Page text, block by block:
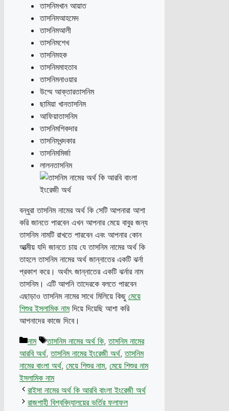
তাসনিমখান আয়াত
তাসনিমআহমেদ
তাসনিমআলী
তাসনিমশেখ
তাসনিমহক
তাসনিমমাহতাব
তাসনিমনাওয়ার
উম্মে আক্তারতাসনিম
ছামিয়া খানতাসনিম
আফিয়াতাসনিম
তাসনিমশিকদার
তাসনিমখন্দকার
তাসনিমমির্জা
লালনতাসনিম
বন্ধুরা তাসনিম নামের অর্থ কি সেটি আপনারা আশা
করি জানতে পারবেন এখন আপনার মেয়ে বাবুর জন্য
তাসনিম নামটি রাখতে পারবেন এবং আপনার কোন
আত্মীয় যদি জানতে চায় যে তাসনিম নামের অর্থ কি
তাহলে তাসনিম নামের অর্থ জান্নাতের একটি ঝর্না
প্রকাশ করে। অর্থাৎ জান্নাতের একটি ঝর্নার নাম
তাসনিম। এটি আপনি তাদেরকে বলতে পারবেন
এছাড়াও তাসনিম নামের সাথে মিলিয়ে কিছু মেয়ে
শিশুর ইসলামিক নামদিয়ে দিয়েছি আশা করি
আপনাদের কাজে দিবে।
Categories
নাম Tags
তাসনিম নামের অর্থ কি,তাসনিম নামের
আরবি অর্থ,তাসনিম নামের ইংরেজী অর্থ,তাসনিম
নামের বাংলা অর্থ, মেয়ে শিশুর নাম, মেয়ে শিশুর নাম
ইসলামিক নাম
রাইসা নামের অর্থ কি আরবি বাংলা ইংরেজী অর্থ
রাজশাহী বিশ্ববিদ্যালয়ের ভর্তির ফলাফল